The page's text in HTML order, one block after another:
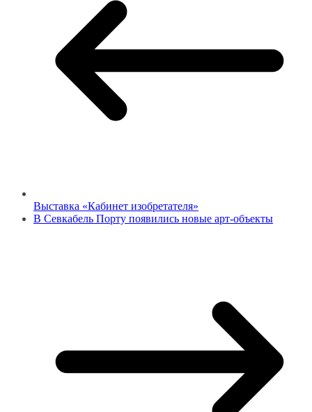
Выставка «Кабинет изобретателя»
В Севкабель Порту появились новые арт-объекты